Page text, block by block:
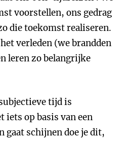
voorstellen, ons gedrag
die toekomst realiseren.
verleden (we brandden
leren zo belangrijke
tijd is
iets op basis van een
gaat schijnen doe je dit,